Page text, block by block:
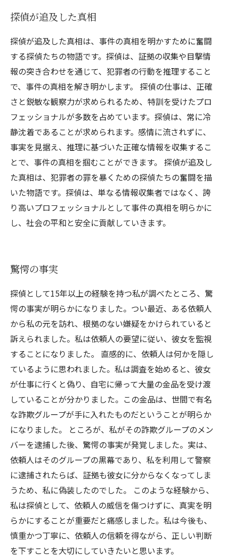
探偵が追及した真相
探偵が追及した真相は、事件の真相を明かすために奮闘
する探偵たちの物語です。探偵は、証拠の収集や目撃情
報の突き合わせを通じて、犯罪者の行動を推理すること
で、事件の真相を解き明かします。 探偵の仕事は、正確
さと鋭敏な観察力が求められるため、特訓を受けたプロ
フェッショナルが多数を占めています。探偵は、常に冷
静沈着であることが求められます。感情に流されずに、
事実を見据え、推理に基づいた正確な情報を収集するこ
とで、事件の真相を掴むことができます。 探偵が追及し
た真相は、犯罪者の罪を暴くための探偵たちの奮闘を描
いた物語です。探偵は、単なる情報収集者ではなく、誇
り高いプロフェッショナルとして事件の真相を明らかに
し、社会の平和と安全に貢献していきます。
驚愕の事実
探偵として15年以上の経験を持つ私が調べたところ、驚
愕の事実が明らかになりました。つい最近、ある依頼人
から私の元を訪れ、根拠のない嫌疑をかけられていると
訴えられました。私は依頼人の要望に従い、彼女を監視
することになりました。 直感的に、依頼人は何かを隠し
ているように思われました。私は調査を始めると、彼女
が仕事に行くと偽り、自宅に帰って大量の金品を受け渡
していることが分かりました。この金品は、世間で有名
な詐欺グループが手に入れたものだということが明らか
になりました。 ところが、私がその詐欺グループのメン
バーを逮捕した後、驚愕の事実が発覚しました。実は、
依頼人はそのグループの黒幕であり、私を利用して警察
に逮捕されたらば、証拠も彼女に分からなくなってしま
うため、私に偽装したのでした。 このような経験から、
私は探偵として、依頼人の威信を傷つけずに、真実を明
らかにすることが重要だと痛感しました。私は今後も、
慎重かつ丁寧に、依頼人の信頼を得ながら、正しい判断
を下すことを大切にしていきたいと思います。